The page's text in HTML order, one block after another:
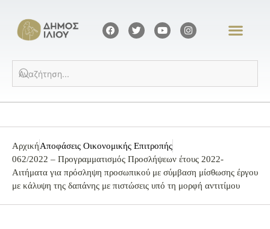
ΑρχικήΑποφάσεις Οικονομικής Επιτροπής
062/2022 – Προγραμματισμός Προσλήψεων έτους 2022-
Αιτήματα για πρόσληψη προσωπικού με σύμβαση μίσθωσης έργου
με κάλυψη της δαπάνης με πιστώσεις υπό τη μορφή αντιτίμου